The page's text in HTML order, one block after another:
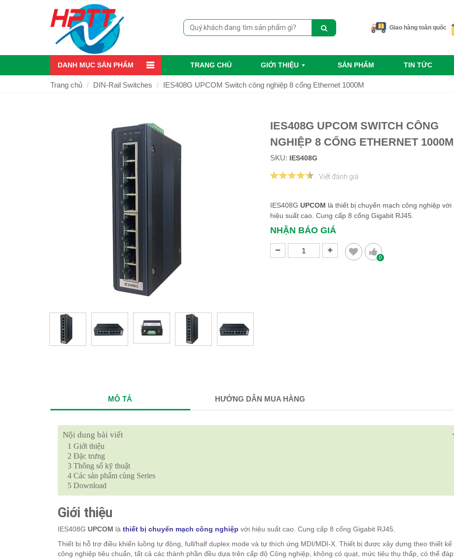
Giao hàng toàn quốc
DANH MỤC SẢN PHẨM TRANG CHỦ GIỚI THIỆU SẢN PHẨM TIN TỨC
Trang chủ DIN-Rail Switches IES408G UPCOM Switch công nghiệp 8 cổng Ethernet 1000M
IES408G UPCOM SWITCH CÔNG
NGHIỆP 8 CỔNG ETHERNET 1000M
SKU: IES408G
Viết đánh giá
IES408G UPCOM là thiết bị chuyển mạch công nghiệp với
hiệu suất cao. Cung cấp 8 cổng Gigabit RJ45.
NHẬN BÁO GIÁ
0
MÔ TẢ HƯỚNG DẪN MUA HÀNG
Nội dung bài viết
1 Giới thiệu
2 Đặc trưng
3 Thông số kỹ thuật
4 Các sản phẩm cùng Series
5 Download
Giới thiệu
IES408G UPCOM là thiết bị chuyển mạch công nghiệp với hiệu suất cao. Cung cấp 8 cổng Gigabit RJ45.
Thiết bị hỗ trợ điều khiển luồng tự động, full/half duplex mode và tự thích ứng MDI/MDI-X. Thiết bị được xây dựng theo thiết kế
công nghiệp tiêu chuẩn, tất cả các thành phần đều dựa trên cấp độ Công nghiệp, không có quạt, mức tiêu thụ thấp, có thể đáp